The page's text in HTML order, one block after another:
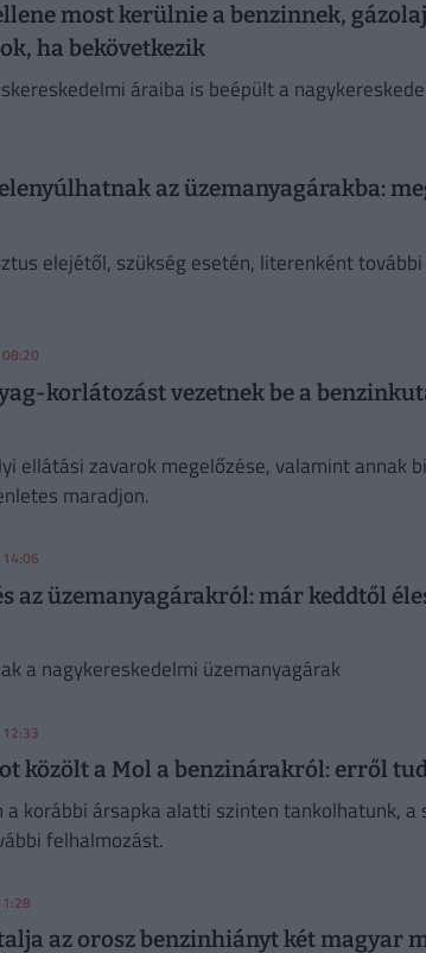
most kerülnie a benzinnek,
ha bekövetkezik
áraiba is beépült a
az üzemanyagárakba:
elejétől, szükség esetén, literenként
korlátozást vezetnek be a
ellátási zavarok megelőzése, valamint annak
maradjon.
az üzemanyagárakról: már keddtől
a nagykereskedelmi üzemanyagárak
közölt a Mol a benzinárakról: erről
a korábbi ársapka alatti szinten tankolhatunk,
felhalmozást.
az orosz benzinhiányt két magyar